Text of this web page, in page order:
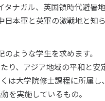
タナガル、英国領時代避暑
日本軍と英軍の激戦地と知
のような学生を求めます。
り、アジア地域の平和と
は大学院修士課程に所属
を実施しているもの。